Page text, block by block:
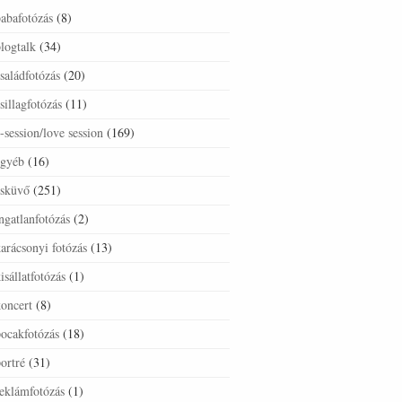
(8)
(34)
(20)
(11)
session/love session (169)
(16)
(251)
(2)
fotózás (13)
(1)
(8)
(18)
(31)
(1)